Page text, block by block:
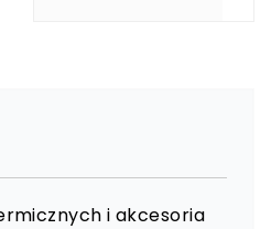
i akcesoria